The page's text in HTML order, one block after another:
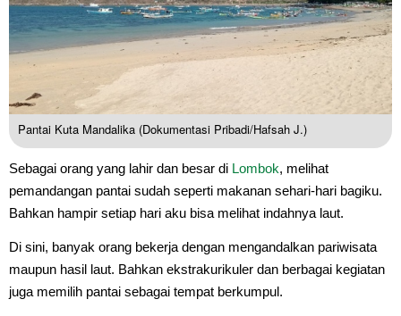
Pantai Kuta Mandalika (Dokumentasi Pribadi/Hafsah J.)
Sebagai orang yang lahir dan besar di Lombok, melihat
pemandangan pantai sudah seperti makanan sehari-hari bagiku.
Bahkan hampir setiap hari aku bisa melihat indahnya laut.
Di sini, banyak orang bekerja dengan mengandalkan pariwisata
maupun hasil laut. Bahkan ekstrakurikuler dan berbagai kegiatan
juga memilih pantai sebagai tempat berkumpul.